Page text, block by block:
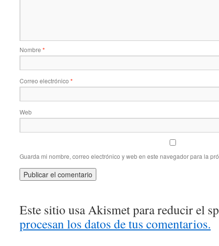
Nombre *
Correo electrónico *
Web
Guarda mi nombre, correo electrónico y web en este navegador para la
Este sitio usa Akismet para reducir el
procesan los datos de tus comentarios.